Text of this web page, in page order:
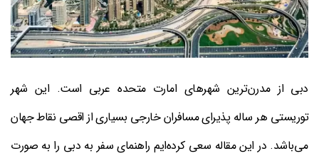
دبی از مدرن‌ترین شهرهای امارت متحده عربی است. این شهر
توریستی هر ساله پذیرای مسافران خارجی بسیاری از اقصی نقاط جهان
می‌باشد. در این مقاله سعی کرده‌ایم راهنمای سفر به دبی را به صورت